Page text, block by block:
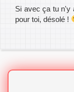
Si avec ça tu n'y
pour toi, désolé !